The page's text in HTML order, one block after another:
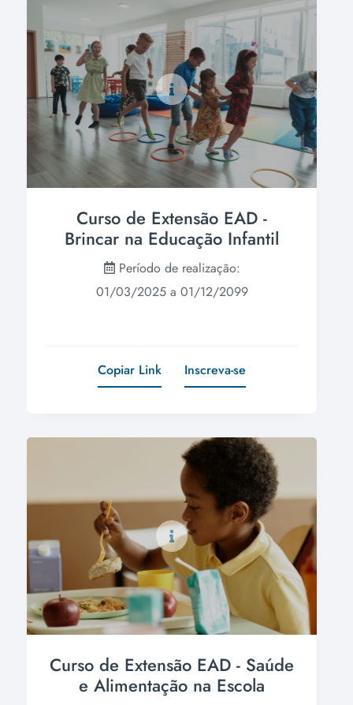
Curso de Extensão EAD -
Brincar na Educação Infantil
Período de realização:
01/03/2025 a 01/12/2099
Copiar Link Inscreva-se
Curso de Extensão EAD - Saúde
e Alimentação na Escola